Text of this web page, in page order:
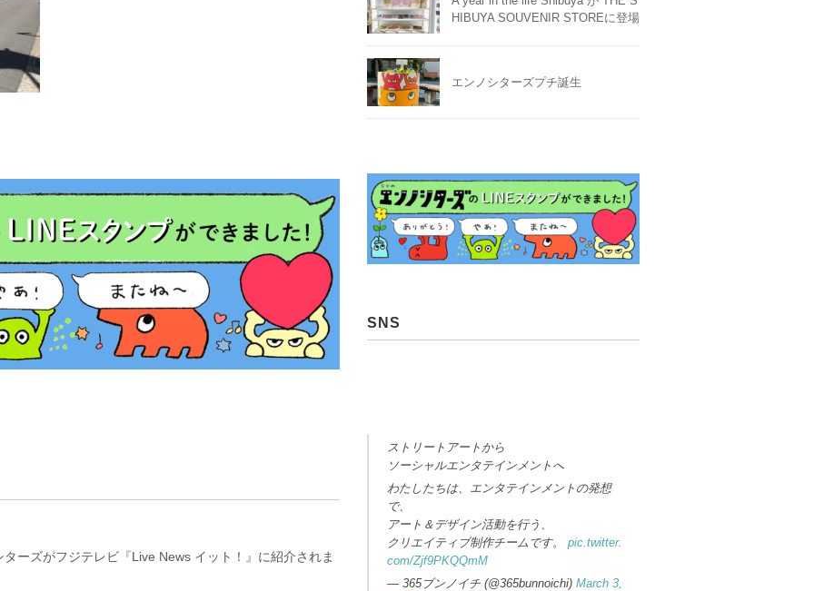
ーズがフジテレビ『Live News イット！』に紹介されま
HIBUYA SOUVENIR STOREに登場
エンノシターズプチ誕生
SNS
ストリートアートから
ソーシャルエンタテインメントへ
わたしたちは、エンタテインメントの発想
で、
アート＆デザイン活動を行う、
クリエイティブ制作チームです。 pic.twitter.
com/Zjf9PKQQmM
— 365ブンノイチ (@365bunnoichi) March 3,